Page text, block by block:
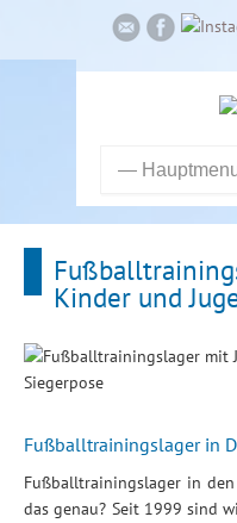
Kinder und
Fußballtrainingslager in
Fußballtrainingslager in
das genau? Seit 1999 sind